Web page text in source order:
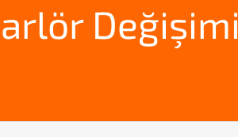
Değişimi